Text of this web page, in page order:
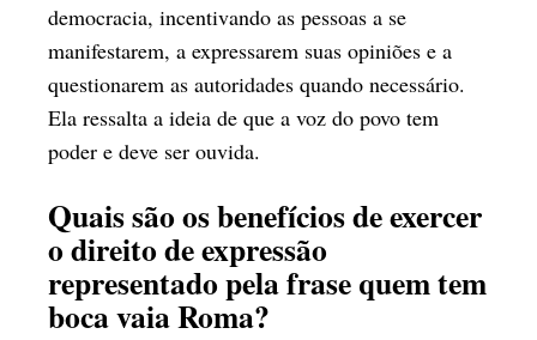
democracia, incentivando as pessoas a se
manifestarem, a expressarem suas opiniões e a
questionarem as autoridades quando necessário.
Ela ressalta a ideia de que a voz do povo tem
poder e deve ser ouvida.
Quais são os benefícios de exercer
o direito de expressão
representado pela frase quem tem
boca vaia Roma?